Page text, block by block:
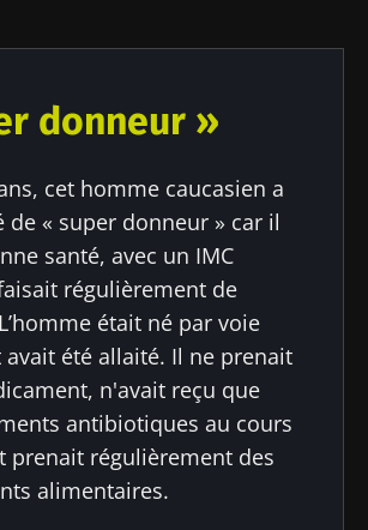
donneur »
cet homme caucasien a
de « super donneur » car il
santé, avec un IMC
régulièrement de
était né par voie
avait été allaité. Il ne prenait
n'avait reçu que
antibiotiques au cours
prenait régulièrement des
alimentaires.